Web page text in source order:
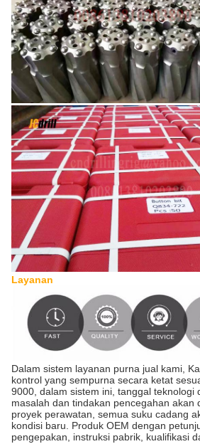
Layanan
Dalam sistem layanan purna jual kami,
kontrol yang sempurna secara ketat
9000, dalam sistem ini, tanggal teknologi
masalah dan tindakan pencegahan akan
proyek perawatan, semua suku cadang
kondisi baru. Produk OEM dengan
pengepakan, instruksi pabrik, kualifikasi